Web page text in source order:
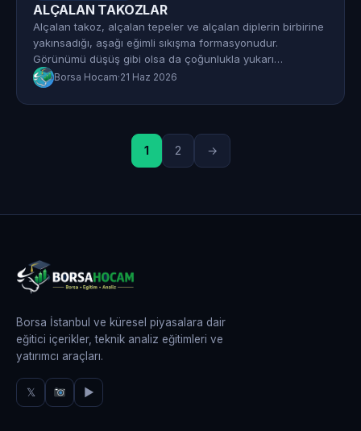
ALÇALAN TAKOZLAR
Alçalan takoz, alçalan tepeler ve alçalan diplerin birbirine
yakınsadığı, aşağı eğimli sıkışma formasyonudur.
Görünümü düşüş gibi olsa da çoğunlukla yukarı…
Borsa Hocam·21 Haz 2026
1 2 →
Borsa İstanbul ve küresel piyasalara dair
eğitici içerikler, teknik analiz eğitimleri ve
yatırımcı araçları.
𝕏 ▶